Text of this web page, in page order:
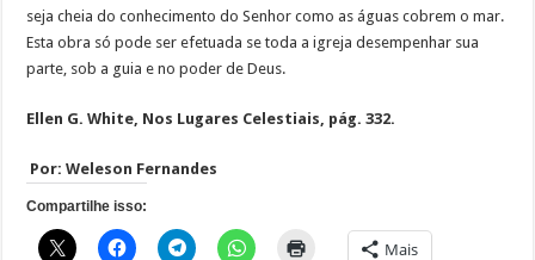
seja cheia do conhecimento do Senhor como as águas cobrem o mar.
Esta obra só pode ser efetuada se toda a igreja desempenhar sua
parte, sob a guia e no poder de Deus.
Ellen G. White, Nos Lugares Celestiais, pág. 332.
Por: Weleson Fernandes
Compartilhe isso:
Mais